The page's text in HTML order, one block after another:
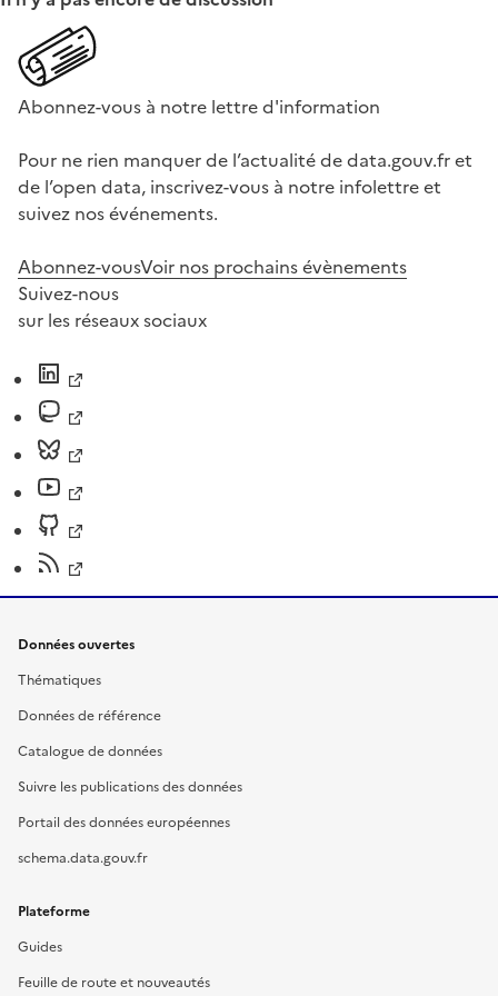
Abonnez-vous à notre lettre d'information
Pour ne rien manquer de l’actualité de data.gouv.fr et
de l’open data, inscrivez-vous à notre infolettre et
suivez nos événements.
Abonnez-vousVoir nos prochains évènements
Suivez-nous
sur les réseaux sociaux
Données ouvertes
Thématiques
Données de référence
Catalogue de données
Suivre les publications des données
Portail des données européennes
schema.data.gouv.fr
Plateforme
Guides
Feuille de route et nouveautés